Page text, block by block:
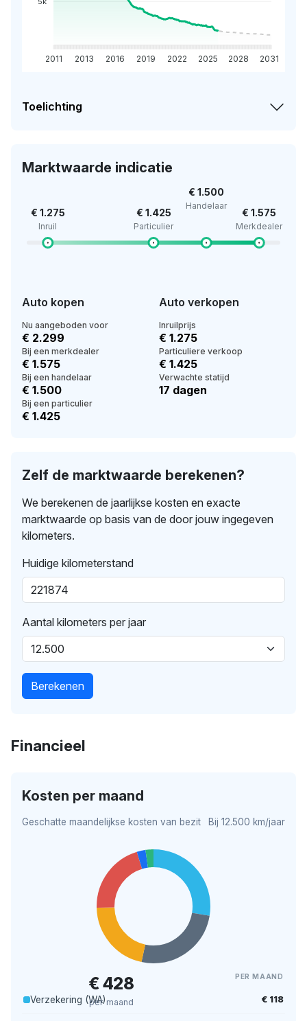
2011 2013 2016 2019 2022 2025 2028 2031
Toelichting
Marktwaarde indicatie
€ 1.275
Inruil
€ 1.425
Particulier
€ 1.500
Handelaar
€ 1.575
Merkdealer
Auto kopen
Nu aangeboden voor
€ 2.299
Bij een merkdealer
€ 1.575
Bij een handelaar
€ 1.500
Bij een particulier
€ 1.425
Auto verkopen
Inruilprijs
€ 1.275
Particuliere verkoop
€ 1.425
Verwachte statijd
17 dagen
Zelf de marktwaarde berekenen?
We berekenen de jaarlijkse kosten en exacte
marktwaarde op basis van de door jouw ingegeven
kilometers.
Huidige kilometerstand
Aantal kilometers per jaar
Berekenen
Financieel
Kosten per maand
Geschatte maandelijkse kosten van bezit Bij 12.500 km/jaar
€ 428
per maand
PER MAAND
Verzekering (WA) € 118